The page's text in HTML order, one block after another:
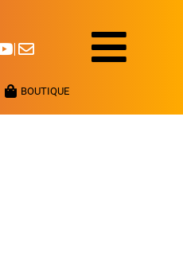
BOUTIQUE